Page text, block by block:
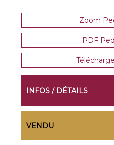
Zoom
PDF
INFOS / DÉTAILS
VENDU